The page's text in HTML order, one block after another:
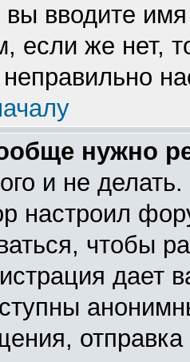
вы вводите
если же нет,
нужно
и не делать.
настроил
чтобы
дает
отправка